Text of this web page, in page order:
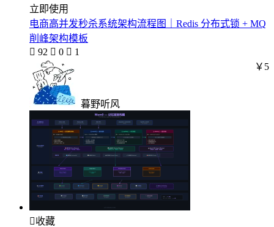
立即使用
电商高并发秒杀系统架构流程图｜Redis 分布式锁 + MQ
削峰架构模板
 92  0  1
暮野听风
￥5
收藏